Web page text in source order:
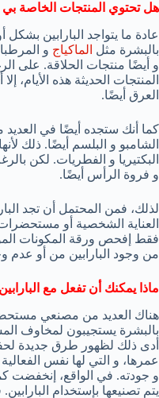
هل تحتوي المنتجات الخاصة بي
عادة ما يتواجد البارابين بشكل
بالبشرة مثل الماكياج و
و أيضًا منتجات الحلاقة. على
المنتجات الحديثة هذه الأيام،
العرق أيضًا.
كما أنك ستجده أيضًا في العديد
الشامبو و البلسم أيضًا. ذلك
البكتيريا و الفطريات. لكن
و فروة الرأس أيضًا.
لذلك، فمن المحتمل أن تجد
العناية الشخصية أو
فقط إفحص ورقة المكونات
من وجود البارابين من أو عدم
ماذا يمكنك أن تفعل مع
هناك العديد من مصنعي
بالبشرة يستجيبون لمخاوف
أدى ذلك لظهور طرق جديدة
عمرها، و التي لها نفس
و جودته. في الواقع، إنخفضت
يتم تصنيعها بإستخدام